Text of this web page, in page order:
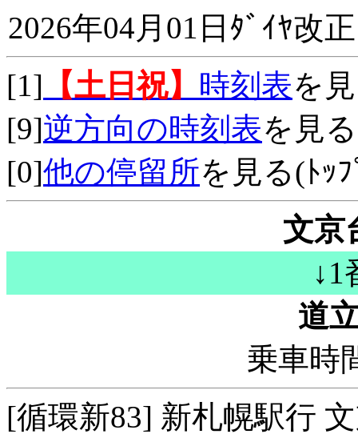
2026年04月01日ﾀﾞｲﾔ改正
[1] 【土日祝】 時刻表を
[9]逆方向の時刻表を見る
[0]他の停留所を見る(ﾄｯ
文京
↓1
道
乗車時
[循環新83] 新札幌駅行